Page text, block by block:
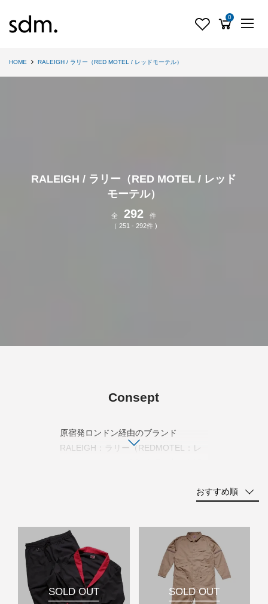
0
HOME RALEIGH / ラリー（RED MOTEL / レッドモーテル）
RALEIGH / ラリー（RED MOTEL / レッド
モーテル）
全 292
件
（ 251 - 292件 )
Consept
原宿発ロンドン経由のブランド
RALEIGH：ラリー（REDMOTEL：レ
中。国内のみならず海外ミュージシャ
ンにも評価の高いブランド。店頭／通
販共に好評発売中。
おすすめ順
SOLD OUT SOLD OUT